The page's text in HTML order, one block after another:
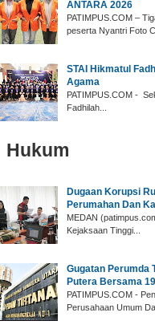
ANTARA 2026
‎PATIMPUS.COM –
peserta Nyantri Foto
‎STAI Hikmatul
Agama
‎PATIMPUS.COM -
Fadhilah...
Hukum
‎Dugaan Korupsi
Perumahan Dan
‎MEDAN
Kejaksaan Tinggi...
Gugatan Perumda
Putera Bersama
PATIMPUS.COM -
Perusahaan Umum